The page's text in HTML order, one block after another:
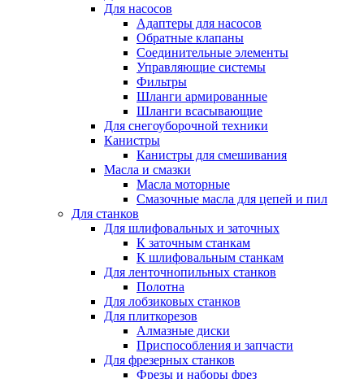
Для насосов
Адаптеры для насосов
Обратные клапаны
Соединительные элементы
Управляющие системы
Фильтры
Шланги армированные
Шланги всасывающие
Для снегоуборочной техники
Канистры
Канистры для смешивания
Масла и смазки
Масла моторные
Смазочные масла для цепей и пил
Для станков
Для шлифовальных и заточных
К заточным станкам
К шлифовальным станкам
Для ленточнопильных станков
Полотна
Для лобзиковых станков
Для плиткорезов
Алмазные диски
Приспособления и запчасти
Для фрезерных станков
Фрезы и наборы фрез